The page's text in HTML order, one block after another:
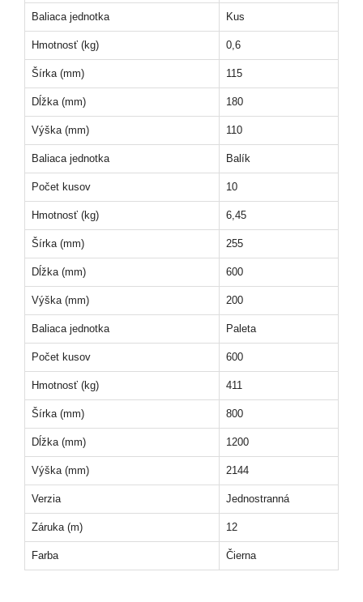
Baliaca jednotka Kus
Hmotnosť (kg) 0,6
Šírka (mm) 115
Dĺžka (mm) 180
Výška (mm) 110
Baliaca jednotka Balík
Počet kusov 10
Hmotnosť (kg) 6,45
Šírka (mm) 255
Dĺžka (mm) 600
Výška (mm) 200
Baliaca jednotka Paleta
Počet kusov 600
Hmotnosť (kg) 411
Šírka (mm) 800
Dĺžka (mm) 1200
Výška (mm) 2144
Verzia Jednostranná
Záruka (m) 12
Farba Čierna